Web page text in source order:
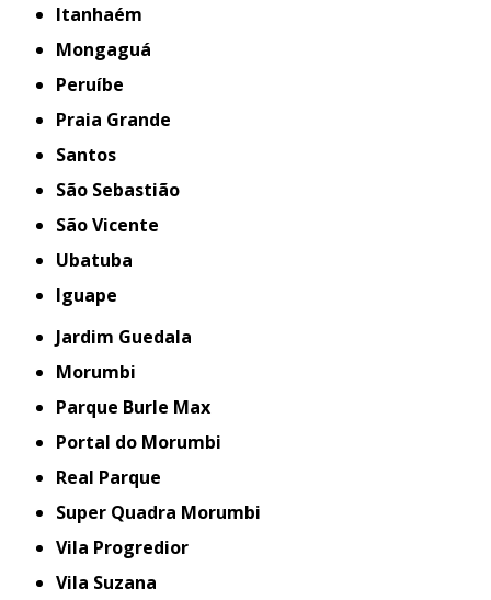
Itanhaém
Mongaguá
Peruíbe
Praia Grande
Santos
São Sebastião
São Vicente
Ubatuba
iguape
Jardim Guedala
Morumbi
Parque Burle Max
Portal do Morumbi
Real Parque
Super Quadra Morumbi
Vila Progredior
Vila Suzana